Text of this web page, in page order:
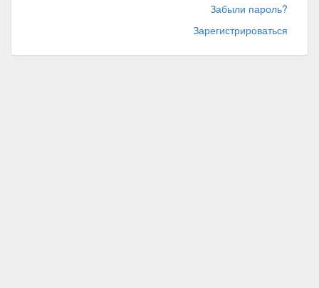
Забыли пароль?
Зарегистрироваться